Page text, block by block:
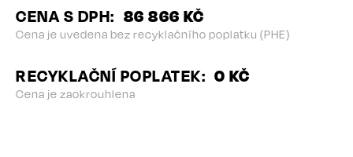
CENA S DPH 86 866 KČ
Cena je uvedena bez recyklačního poplatku (PHE)
RECYKLAČNÍ POPLATEK 0 KČ
Cena je zaokrouhlena